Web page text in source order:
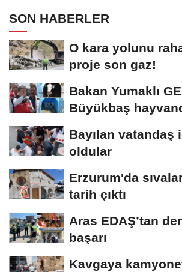
SON HABERLER
O kara yolunu
proje son gaz!
Bakan Yumaklı
Büyükbaş
Bayılan vatandaş
oldular
Erzurum'da
tarih çıktı
Aras EDAŞ’tan
başarı
Kavgaya